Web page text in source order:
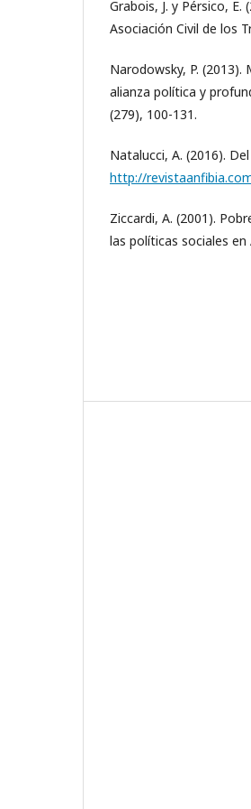
Grabois, J. y Pérsico, E.
Asociación Civil de los
Narodowsky, P.
alianza política y
(279), 100-131.
Natalucci, A. (2016).
http://
Ziccardi, A. (2001).
las políticas sociales en